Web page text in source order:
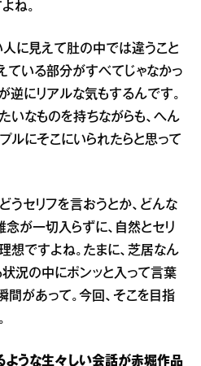
ね。
人に見えて肚の中では違うこと
ている部分がすべてじゃなかっ
逆にリアルな気もするんです。
いなものを持ちながらも、へん
ルにそこにいられたらと思って
うセリフを言おうとか、どんな
念が一切入らずに、自然とセリ
想ですよね。たまに、芝居なん
況の中にポンッと入って言葉
間があって。今回、そこを目指
うな生々しい会話が赤堀作品